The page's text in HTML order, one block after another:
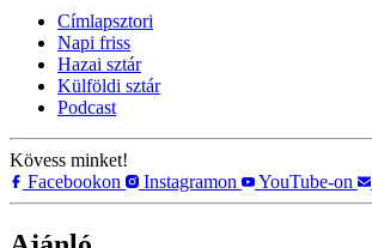
Címlapsztori
Napi friss
Hazai sztár
Külföldi sztár
Podcast
Kövess minket!
Facebookon
Instagramon YouTube-on